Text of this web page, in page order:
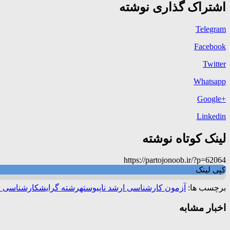
اشتراک گذاری نوشته
Telegram
Facebook
Twitter
Whatsapp
+Google
Linkedin
لینک کوتاه نوشته
https://partojonoob.ir/?p=62064
کپی لینک
برچسب ها: آزمون کارشناسی ارشد ناپیوستهرشته گرایشکارشناسی
اخبار مشابه